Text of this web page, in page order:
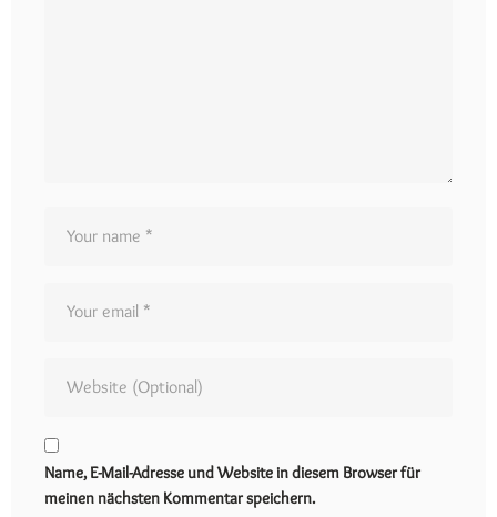
Name, E-Mail-Adresse und Website in diesem Browser für
meinen nächsten Kommentar speichern.